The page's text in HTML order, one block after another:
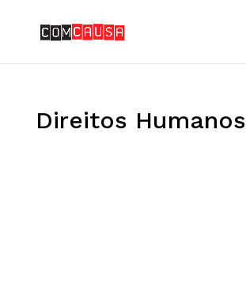
Direitos Humanos